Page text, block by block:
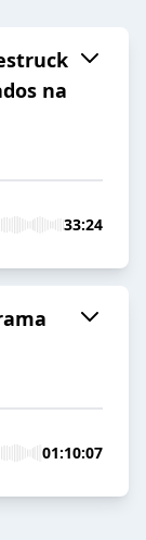
na
33:24
01:10:07